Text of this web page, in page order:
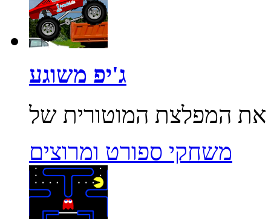
ג'יפ משוגע
משחקי ספורט ומרוצים